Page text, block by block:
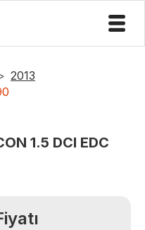
2013
1.5 DCI EDC